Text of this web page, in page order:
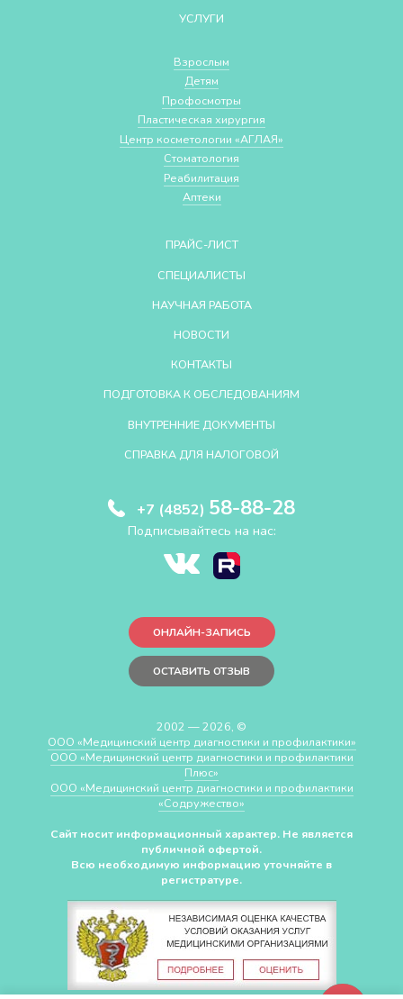
УСЛУГИ
Взрослым
Детям
Профосмотры
Пластическая хирургия
Центр косметологии «АГЛАЯ»
Стоматология
Реабилитация
Аптеки
ПРАЙС-ЛИСТ
СПЕЦИАЛИСТЫ
НАУЧНАЯ РАБОТА
НОВОСТИ
КОНТАКТЫ
ПОДГОТОВКА К ОБСЛЕДОВАНИЯМ
ВНУТРЕННИЕ ДОКУМЕНТЫ
СПРАВКА ДЛЯ НАЛОГОВОЙ
+7 (4852) 58-88-28
Подписывайтесь на нас:
ОНЛАЙН-ЗАПИСЬ
ОСТАВИТЬ ОТЗЫВ
2002 — 2026, ©
ООО «Медицинский центр диагностики и профилактики»
ООО «Медицинский центр диагностики и профилактики
Плюс»
ООО «Медицинский центр диагностики и профилактики
«Cодружество»
Сайт носит информационный характер. Не является
публичной офертой.
Всю необходимую информацию уточняйте в
регистратуре.